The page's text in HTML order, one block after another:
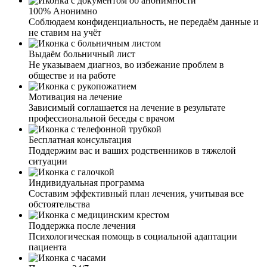
человека он становился агрессивным, бесчувственным
и с наплевательским отношением ко всем. Мать с отцом
сразу стали искать помощь, обзвонили и объездили
несколько клиник и попали к вам. Встретили нас тепло,
как дома. Внимательно выслушали, подробно и
профессионально рассказали о лечении. Психолог
беседовал не только с братом, но и пригласил потом нас
отдельно. Рассказав все подводные камни, дал
рекомендации по поведению с зависимым человеком.
Сейчас наша семья с надеждой и верой смотрит в
будущее. Желаем вашим специалистам терпения и
успехов в их работе.
Я жена наркомана. Узнав по рекомендациям о вашей
клинике, спустя какое-то время, позвонила. И могу с
уверенностью сказать, что это лучший выбор. Общение
с сотрудниками дало мне понять, что у вас работают
профессионалы, знающие своё дело. Сейчас муж
проходит лечение, я всегда на связи с сотрудниками и
могу узнать, какая динамика выздоровления, чем он
занимается, как проходит работа с психологом.
Огромное вам спасибо за каждую оказанную помощь и
поддержку в таких не легких жизненных ситуациях.
100% Анонимно
Соблюдаем конфиденциальность, не передаём данные и
не ставим на учёт
Выдаём больничный лист
Не указываем диагноз, во избежание проблем в
обществе и на работе
Мотивация на лечение
Зависимый соглашается на лечение в результате
профессиональной беседы с врачом
Бесплатная консультация
Поддержим вас и ваших родственников в тяжелой
ситуации
Индивидуальная программа
Составим эффективный план лечения, учитывая все
обстоятельства
Поддержка после лечения
Психологическая помощь в социальной адаптации
пациента